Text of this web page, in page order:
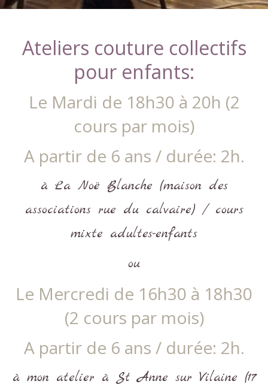
Ateliers couture collectifs
pour enfants:
Le Mardi de 18h30 à 20h (2
cours par mois)
A partir de 6 ans / durée: 2h.
à La Noë Blanche (maison des
associations rue du calvaire) / cours
mixte adultes-enfants
ou
Le Mercredi de 16h30 à 18h30
(2 cours par mois)
A partir de 6 ans / durée: 2h.
à mon atelier à St Anne sur Vilaine (17